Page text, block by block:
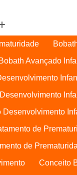
Bobath Avançado
de
de
Conceito